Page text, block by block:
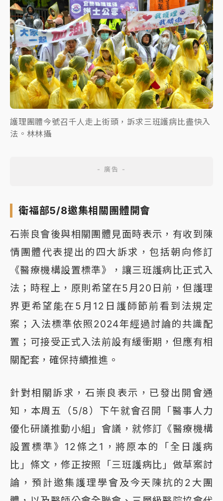
護理團體今號召千人走上街頭，訴求三班護病比盡快入
法。林林攝
衛福部5/8邀集相關團體開會
石崇良會後與相關團體見面時表示，有收到陳
情團體代表提出的四大訴求，包括朝向修訂
《醫療機構設置標準》，讓三班護病比正式入
法；時程上，原則希望在5月20日前，但護理
界更希望能在5月12日護師節前看到法規定
案；入法標準依照2024年經過討論的共識配
置；可接受正式入法前設有緩衝期，但應有相
關配套，確保持續推進。
針對相關訴求，石崇良表示，已發出開會通
知，本周五（5/8）下午就會召開「醫事人力
優化研議推動小組」會議，就修訂《醫療機構
設置標準》12條之1，將原本的「全日護病
比」條文，修正按照「三班護病比」做草案討
論，預計邀集護理學會及今天陳抗的2大團